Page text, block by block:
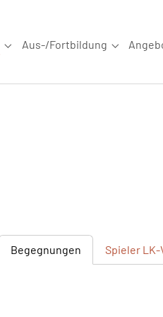
Submenu for "Wettkampfsport"
Aus-/Fortbildung
Begegnungen Spieler